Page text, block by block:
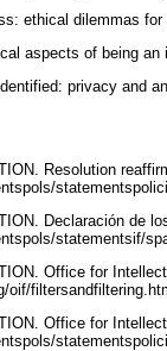
ethical dilemmas
aspects of being
privacy and
Resolution
Declaración de
statementsif/
Office for
oif/
Office for